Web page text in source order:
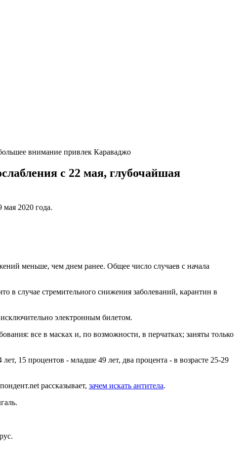
внимание привлек Караваджо
с 22 мая, глубочайшая
2020 года.
меньше, чем днем ранее. Общее число случаев с начала
в случае стремительного снижения заболеваний, карантин в
электронным билетом.
все в масках и, по возможности, в перчатках; заняты только
15 процентов - младше 49 лет, два процента - в возрасте 25-29
рассказывает, зачем искать антитела.